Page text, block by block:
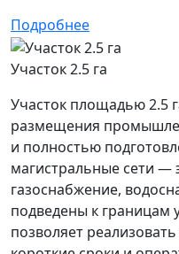
Подробнее
Участок 2.5 га
Участок площадью 2.5
размещения
и полностью
магистральные сети —
газоснабжение,
подведены к границам
позволяет